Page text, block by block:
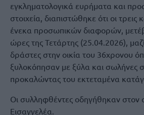
εγκληματολογικά ευρήματα και
στοιχεία, διαπιστώθηκε ότι οι τρεις
ένεκα προσωπικών διαφορών,
ώρες της Τετάρτης (25.04.2026),
δράστες στην οικία του 36χρονου
ξυλοκόπησαν με ξύλα και σωλήνες
προκαλώντας του εκτεταμένα
Οι συλληφθέντες οδηγήθηκαν στον
Εισαγγελέα.